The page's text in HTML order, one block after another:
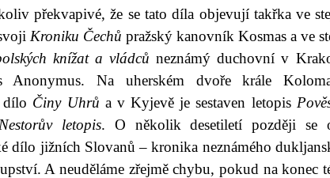
překvapivé, že se tato díla objevují takřka ve
Kroniku Čechů pražský kanovník Kosmas a ve
knížat a vládců neznámý duchovní v
Anonymus. Na uherském dvoře krále
dílo Činy Uhrů a v Kyjevě je sestaven letopis
Nestorův letopis. O několik desetiletí později se
dílo jižních Slovanů – kronika neznámého
A neuděláme zřejmě chybu, pokud na konec